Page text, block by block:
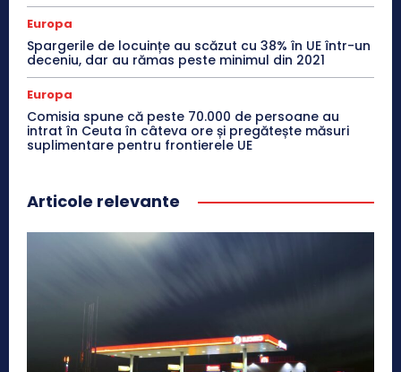
Europa
Spargerile de locuințe au scăzut cu 38% în UE într-un
deceniu, dar au rămas peste minimul din 2021
Europa
Comisia spune că peste 70.000 de persoane au
intrat în Ceuta în câteva ore și pregătește măsuri
suplimentare pentru frontierele UE
Articole relevante